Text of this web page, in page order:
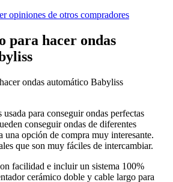
opiniones de otros compradores
para hacer ondas
para conseguir ondas perfectas
conseguir ondas de diferentes
una opción de compra muy interesante.
que son muy fáciles de intercambiar.
facilidad e incluir un sistema 100%
cerámico doble y cable largo para